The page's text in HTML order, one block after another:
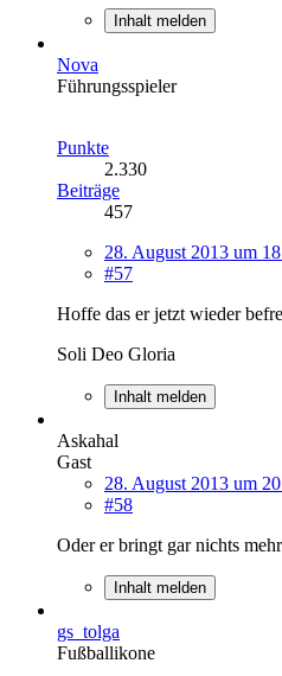
Inhalt melden
Nova
Führungsspieler
Punkte
2.330
Beiträge
457
28. August 2013 um
#57
Hoffe das er jetzt wieder
Soli Deo Gloria
Inhalt melden
Askahal
Gast
28. August 2013 um
#58
Oder er bringt gar nichts
Inhalt melden
gs_tolga
Fußballikone